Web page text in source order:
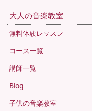
大人の音楽教室
無料体験レッスン
コース一覧
講師一覧
Blog
子供の音楽教室